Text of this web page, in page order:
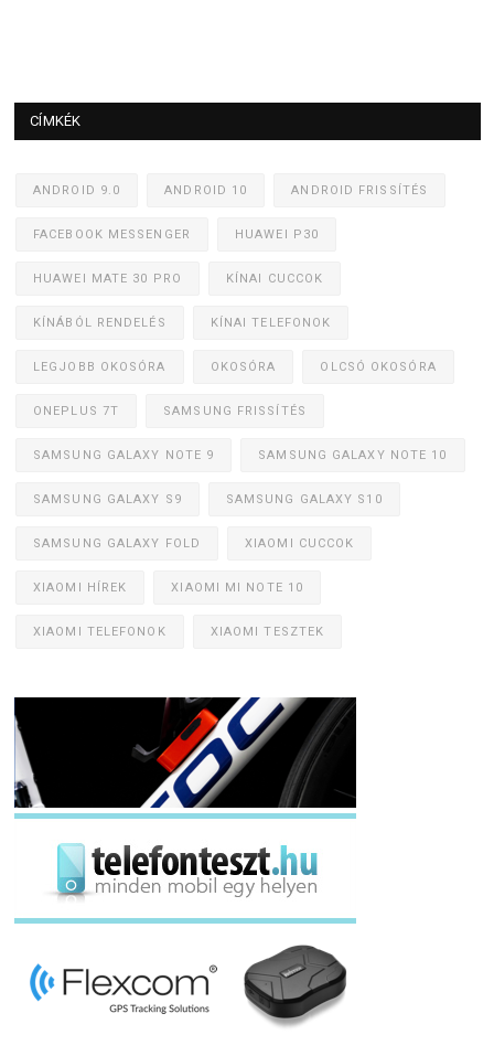
CÍMKÉK
ANDROID 9.0 ANDROID 10 ANDROID FRISSÍTÉS
FACEBOOK MESSENGER HUAWEI P30
HUAWEI MATE 30 PRO KÍNAI CUCCOK
KÍNÁBÓL RENDELÉS KÍNAI TELEFONOK
LEGJOBB OKOSÓRA OKOSÓRA OLCSÓ OKOSÓRA
ONEPLUS 7T SAMSUNG FRISSÍTÉS
SAMSUNG GALAXY NOTE 9 SAMSUNG GALAXY NOTE 10
SAMSUNG GALAXY S9 SAMSUNG GALAXY S10
SAMSUNG GALAXY FOLD XIAOMI CUCCOK
XIAOMI HÍREK XIAOMI MI NOTE 10
XIAOMI TELEFONOK XIAOMI TESZTEK